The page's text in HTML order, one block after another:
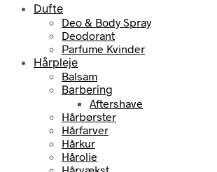
Dufte
Deo & Body Spray
Deodorant
Parfume Kvinder
Hårpleje
Balsam
Barbering
Aftershave
Hårbørster
Hårfarver
Hårkur
Hårolie
Hårvækst